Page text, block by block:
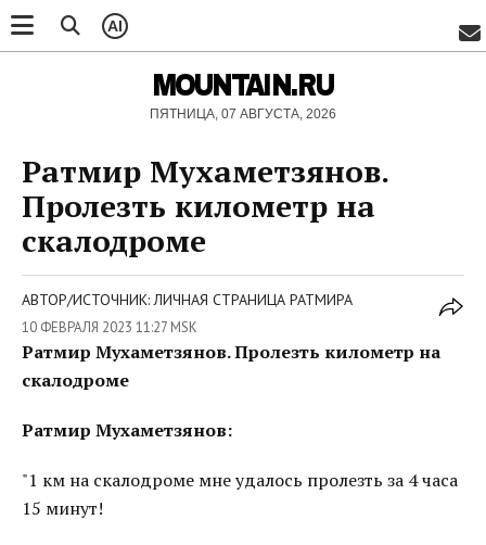
AI
MOUNTAIN.RU
ПЯТНИЦА, 07 АВГУСТА, 2026
Ратмир Мухаметзянов.
Пролезть километр на
скалодроме
АВТОР/ИСТОЧНИК: ЛИЧНАЯ СТРАНИЦА РАТМИРА
10 ФЕВРАЛЯ 2023 11:27 MSK
Ратмир Мухаметзянов. Пролезть километр на
скалодроме
Ратмир Мухаметзянов:
"1 км на скалодроме мне удалось пролезть за 4 часа
15 минут!